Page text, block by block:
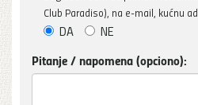
Club Paradiso), na e-mail, kućnu
DA NE
Pitanje / napomena (opciono):